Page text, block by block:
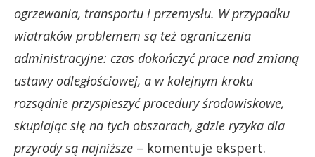
ogrzewania, transportu i przemysłu. W przypadku
wiatraków problemem są też ograniczenia
administracyjne: czas dokończyć prace nad zmianą
ustawy odległościowej, a w kolejnym kroku
rozsądnie przyspieszyć procedury środowiskowe,
skupiając się na tych obszarach, gdzie ryzyka dla
przyrody są najniższe – komentuje ekspert.